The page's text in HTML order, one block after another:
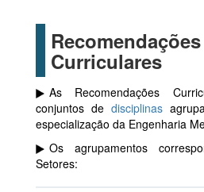
Recomendações
Curriculares
As Recomendações
conjuntos de disciplinas
especialização da Engenharia
Os agrupamentos
Setores: